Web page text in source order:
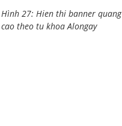
Hình 27: Hien thi banner quang
cao theo tu khoa Alongay